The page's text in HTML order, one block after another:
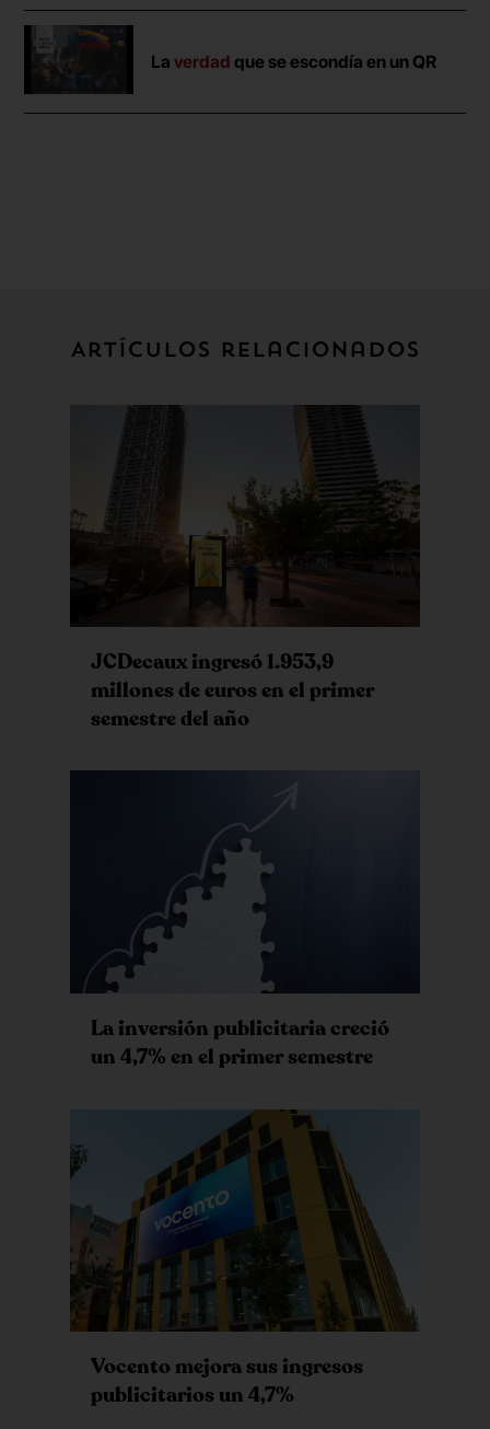
Laverdad que se escondía en un QR
Artículos relacionados
JCDecaux ingresó 1.953,9
millones de euros en el primer
semestre del año
La inversión publicitaria creció
un 4,7% en el primer semestre
Vocento mejora sus ingresos
publicitarios un 4,7%